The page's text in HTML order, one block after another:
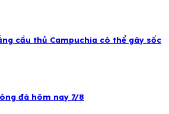
cầu thủ Campuchia có thể gây sốc
đá hôm nay 7/8